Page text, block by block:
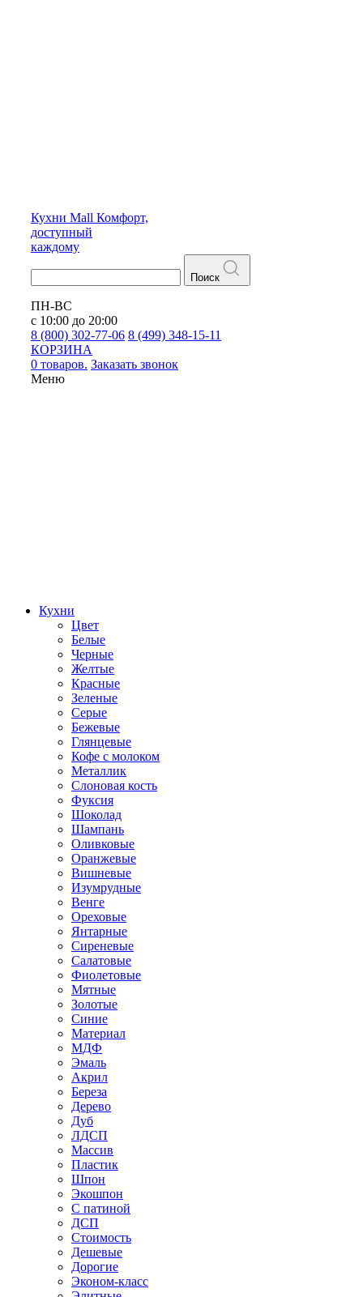
Кухни Mall Комфорт,
доступный
каждому
Поиск
ПН-ВС
с 10:00 до 20:00
8 (800) 302-77-06 8 (499) 348-15-11
КОРЗИНА
0 товаров. Заказать звонок
Меню
Кухни
Цвет
Белые
Черные
Желтые
Красные
Зеленые
Серые
Бежевые
Глянцевые
Кофе с молоком
Металлик
Слоновая кость
Фуксия
Шоколад
Шампань
Оливковые
Оранжевые
Вишневые
Изумрудные
Венге
Ореховые
Янтарные
Сиреневые
Салатовые
Фиолетовые
Мятные
Золотые
Синие
Материал
МДФ
Эмаль
Акрил
Береза
Дерево
Дуб
ЛДСП
Массив
Пластик
Шпон
Экошпон
С патиной
ДСП
Стоимость
Дешевые
Дорогие
Эконом-класс